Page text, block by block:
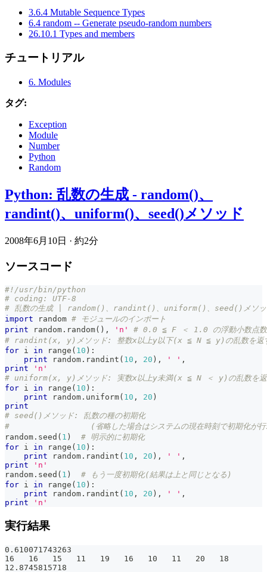
3.6.4 Mutable Sequence Types
6.4 random -- Generate pseudo-random numbers
26.10.1 Types and members
チュートリアル
6. Modules
タグ:
Exception
Module
Number
Python
Random
Python: 乱数の生成 - random()、
randint()、uniform()、seed()メソッド
2008年6月10日 · 約2分
ソースコード
#!/usr/bin/python
# coding: UTF-8
# 乱数の生成 | random()、randint()、uniform()、seed()メソッ
import random # モジュールのインポート
print random . random( ) , 'n'
# 0.0 ≦ F ＜ 1.0 の浮動小数点数
# randint(x, y)メソッド: 整数x以上y以下(x ≦ N ≦ y)の乱数を返
for i in range ( 10 ) :
print random . randint ( 10 , 20 ) , ' ' ,
print
'n'
# uniform(x, y)メソッド: 実数x以上y未満(x ≦ N ＜ y)の乱数を返
for i in range ( 10 ) :
print random . uniform( 10 , 20 )
print
# seed()メソッド: 乱数の種の初期化
#                 (省略した場合はシステムの現在時刻で初期化が行
random . seed ( 1 )
# 明示的に初期化
for i in range ( 10 ) :
print random . randint ( 10 , 20 ) , ' ' ,
print
'n'
random . seed ( 1 )
# もう一度初期化(結果は上と同じとなる)
for i in range ( 10 ) :
print random . randint ( 10 , 20 ) , ' ' ,
print
'n'
実行結果
0.610071743263
16   16   15   11   19   16   10   11   20   18
12.8745815718